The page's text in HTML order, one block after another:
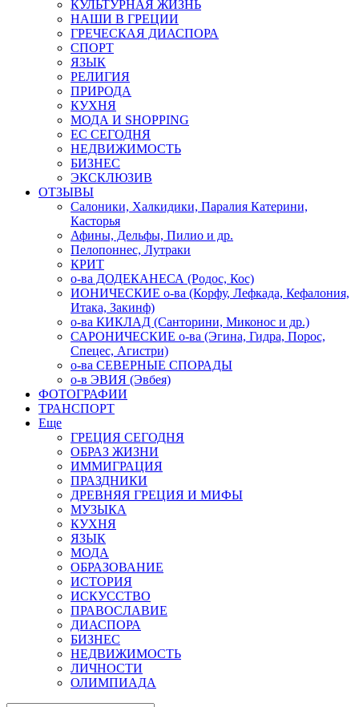
КУЛЬТУРНАЯ ЖИЗНЬ
НАШИ В ГРЕЦИИ
ГРЕЧЕСКАЯ ДИАСПОРА
СПОРТ
ЯЗЫК
РЕЛИГИЯ
ПРИРОДА
КУХНЯ
МОДА И SHOPPING
ЕС СЕГОДНЯ
НЕДВИЖИМОСТЬ
БИЗНЕС
ЭКСКЛЮЗИВ
ОТЗЫВЫ
Салоники, Халкидики, Паралия Катерини,
Касторья
Афины, Дельфы, Пилио и др.
Пелопоннес, Лутраки
КРИТ
о-ва ДОДЕКАНЕСА (Родос, Кос)
ИОНИЧЕСКИЕ о-ва (Корфу, Лефкада, Кефалония,
Итака, Закинф)
о-ва КИКЛАД (Санторини, Миконос и др.)
САРОНИЧЕСКИЕ о-ва (Эгина, Гидра, Порос,
Спецес, Агистри)
о-ва СЕВЕРНЫЕ СПОРАДЫ
о-в ЭВИЯ (Эвбея)
ФОТОГРАФИИ
ТРАНСПОРТ
Еще
ГРЕЦИЯ СЕГОДНЯ
ОБРАЗ ЖИЗНИ
ИММИГРАЦИЯ
ПРАЗДНИКИ
ДРЕВНЯЯ ГРЕЦИЯ И МИФЫ
МУЗЫКА
КУХНЯ
ЯЗЫК
МОДА
ОБРАЗОВАНИЕ
ИСТОРИЯ
ИСКУССТВО
ПРАВОСЛАВИЕ
ДИАСПОРА
БИЗНЕС
НЕДВИЖИМОСТЬ
ЛИЧНОСТИ
ОЛИМПИАДА